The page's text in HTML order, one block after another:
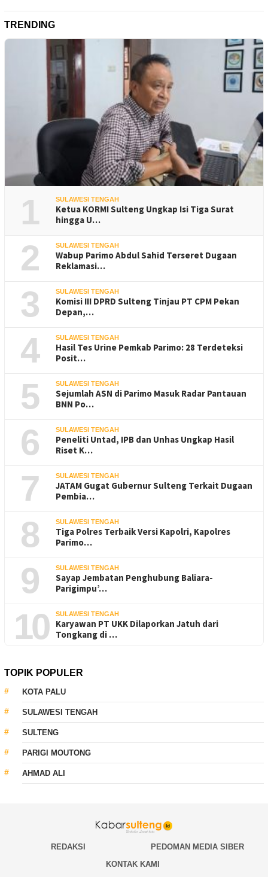
TRENDING
1 SULAWESI TENGAH
Ketua KORMI Sulteng Ungkap Isi Tiga Surat
hingga U…
2 SULAWESI TENGAH
Wabup Parimo Abdul Sahid Terseret Dugaan
Reklamasi…
3 SULAWESI TENGAH
Komisi III DPRD Sulteng Tinjau PT CPM Pekan
Depan,…
4 SULAWESI TENGAH
Hasil Tes Urine Pemkab Parimo: 28 Terdeteksi
Posit…
5 SULAWESI TENGAH
Sejumlah ASN di Parimo Masuk Radar Pantauan
BNN Po…
6 SULAWESI TENGAH
Peneliti Untad, IPB dan Unhas Ungkap Hasil
Riset K…
7 SULAWESI TENGAH
JATAM Gugat Gubernur Sulteng Terkait Dugaan
Pembia…
8 SULAWESI TENGAH
Tiga Polres Terbaik Versi Kapolri, Kapolres
Parimo…
9 SULAWESI TENGAH
Sayap Jembatan Penghubung Baliara-
Parigimpu’…
10 SULAWESI TENGAH
Karyawan PT UKK Dilaporkan Jatuh dari
Tongkang di …
TOPIK POPULER
KOTA PALU
SULAWESI TENGAH
SULTENG
PARIGI MOUTONG
AHMAD ALI
REDAKSI
PEDOMAN MEDIA SIBER
KONTAK KAMI